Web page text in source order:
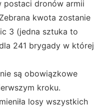
postaci dronów armii
kwota zostanie
3 (jedna sztuka to
241 brygady w której
są obowiązkowe
kroku.
losy wszystkich